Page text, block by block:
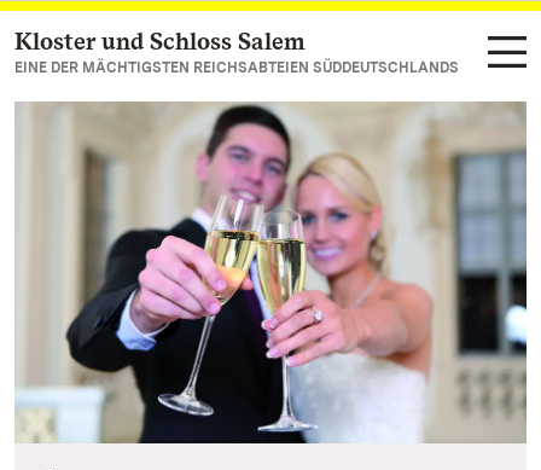
Zum Hauptinhalt springen
Kloster und Schloss Salem
EINE DER MÄCHTIGSTEN REICHSABTEIEN SÜDDEUTSCHLANDS